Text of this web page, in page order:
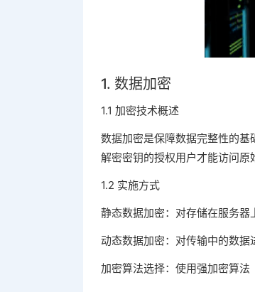
1. 数据加密
1.1 加密技术概述
数据加密是保障数据完整性的
解密密钥的授权用户才能访问原
1.2 实施方式
静态数据加密：对存储在服务器
动态数据加密：对传输中的数据
加密算法选择：使用强加密算法